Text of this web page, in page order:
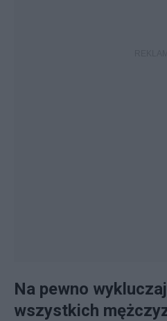
Na pewno
wszystkich